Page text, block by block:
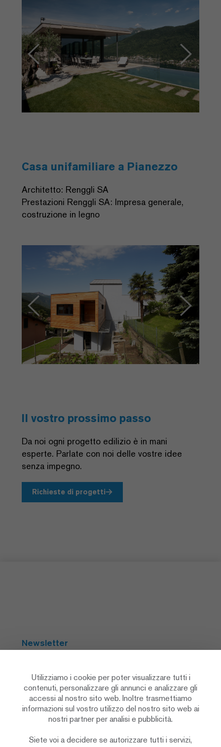
Casa unifamiliare a Pianezzo
Architetto: Renggli SA
Prestazioni Renggli SA: Impresa generale,
costruzione in legno
Previous Next
Il vostro prossimo passo
Da noi ogni progetto edilizio è in mani
esperte. Parlate con noi delle vostre idee
senza impegno.
Richieste di progetti
Newsletter
Social Media
Utilizziamo i cookie per poter visualizzare tutti i
contenuti, personalizzare gli annunci e analizzare gli
accessi al nostro sito web. Inoltre trasmettiamo
informazioni sul vostro utilizzo del nostro sito web ai
nostri partner per analisi e pubblicità.
Siete voi a decidere se autorizzare tutti i servizi,